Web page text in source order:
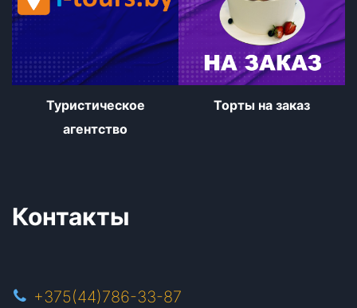
Туристическое
агентство
Торты на заказ
Контакты
+375(44)786-33-87